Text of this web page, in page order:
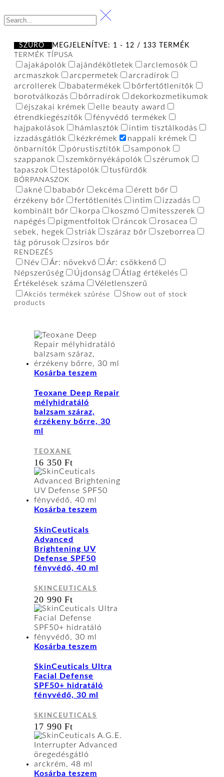
SZŰRŐ
MEGJELENÍTVE: 1 - 12 / 133 TERMÉK
TERMÉK TÍPUSA
ajakápolók ajándékötletek
arclemosók
arcmaszkok
arcpermetek
arcradírok
arcrollerek
babatermékek
bőrfertőtlenítők
borotválkozás
bőrradírok
dekorkozmetikumok
éjszakai krémek
elle beauty award
étrendkiegészítők
fényvédő termékek
hajpakolások
hámlasztók
intim tisztálkodás
izzadásgátlók
kézkrémek
nappali krémek
önbarnítók
pórustisztítók
samponok
szappanok
szemkörnyékápolók
szérumok
tapaszok
testápolók tusfürdők
BŐRPANASZOK
akné bababőr ekcéma
érett bőr
érzékeny bőr
fertőtlenítés intim
izzadás
kombinált bőr
korpa koszmó
mitesszerek
napégés
pigmentfoltok ráncok
rosacea
sebek, hegek
striák száraz bőr
szeborrea
tág pórusok
zsíros bőr
RENDEZÉS
Név Ár: növekvő
Ár: csökkenő
Népszerűség
Újdonság
Átlag értékelés
Értékelések száma
Véletlenszerű
Akciós termékek szűrése
Show out of stock
products
Kosárba teszem
Teoxane Deep Repair
mélyhidratáló
balzsam száraz,
érzékeny bőrre, 30
ml
TEOXANE
16 350Ft
Kosárba teszem
SkinCeuticals
Advanced
Brightening UV
Defense SPF50
fényvédő, 40 ml
SKINCEUTICALS
20 990Ft
Kosárba teszem
SkinCeuticals Ultra
Facial Defense
SPF50+ hidratáló
fényvédő, 30 ml
SKINCEUTICALS
17 990Ft
Kosárba teszem